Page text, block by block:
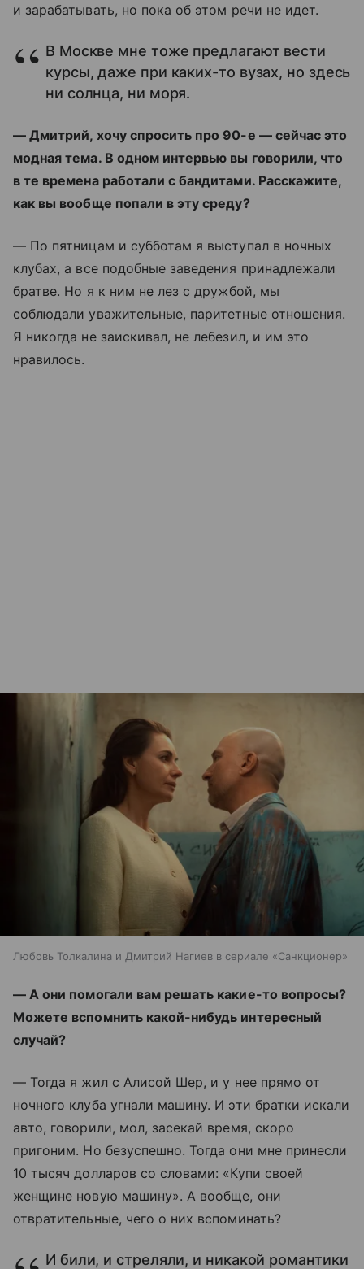
и зарабатывать, но пока об этом речи не идет.
В Москве мне тоже предлагают вести
курсы, даже при каких-то вузах, но здесь
ни солнца, ни моря.
— Дмитрий, хочу спросить про 90-е — сейчас это
модная тема. В одном интервью вы говорили, что
в те времена работали с бандитами. Расскажите,
как вы вообще попали в эту среду?
— По пятницам и субботам я выступал в ночных
клубах, а все подобные заведения принадлежали
братве. Но я к ним не лез с дружбой, мы
соблюдали уважительные, паритетные отношения.
Я никогда не заискивал, не лебезил, и им это
нравилось.
Любовь Толкалина и Дмитрий Нагиев в сериале «Санкционер»
— А они помогали вам решать какие-то вопросы?
Можете вспомнить какой-нибудь интересный
случай?
— Тогда я жил с Алисой Шер, и у нее прямо от
ночного клуба угнали машину. И эти братки искали
авто, говорили, мол, засекай время, скоро
пригоним. Но безуспешно. Тогда они мне принесли
10 тысяч долларов со словами: «Купи своей
женщине новую машину». А вообще, они
отвратительные, чего о них вспоминать?
И били, и стреляли, и никакой романтики